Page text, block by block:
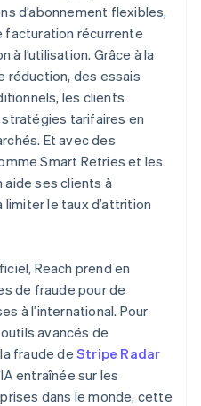
d’abonnement flexibles,
facturation récurrente
à l’utilisation. Grâce à la
réduction, des essais
les clients
tarifaires en
Et avec des
Smart Retries et les
aide ses clients à
le taux d’attrition
Reach prend en
de fraude pour de
à l’international. Pour
avancés de
fraude de Stripe Radar
entraînée sur les
dans le monde, cette